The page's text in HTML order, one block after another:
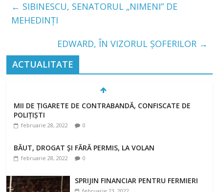
← SIBINESCU, SENATORUL „NIMENI” DE
MEHEDINȚI
EDWARD, ÎN VIZORUL ȘOFERILOR →
ACTUALITATE
MII DE ȚIGARETE DE CONTRABANDĂ, CONFISCATE DE
POLIȚIȘTI
februarie 28, 2022 0
BĂUT, DROGAT ȘI FĂRĂ PERMIS, LA VOLAN
februarie 28, 2022 0
SPRIJIN FINANCIAR PENTRU FERMIERI